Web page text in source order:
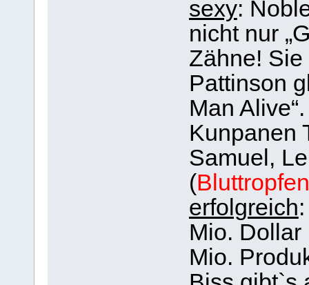
sexy:
nicht nur
Zähne!
Pattinson
Man
Kunpanen
Samuel,
(Bluttropfen
erfolgreich
Mio.
Mio.